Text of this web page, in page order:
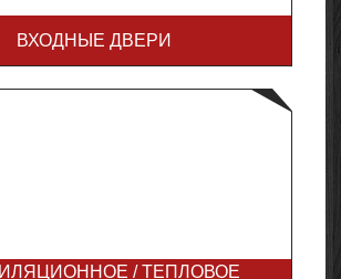
ВХОДНЫЕ ДВЕРИ
/ ТЕПЛОВОЕ